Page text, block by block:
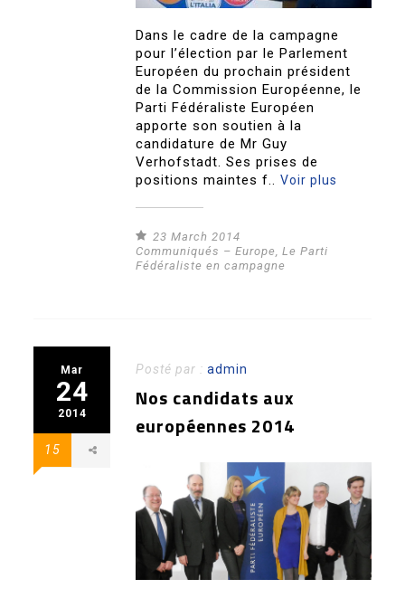
Dans le cadre de la campagne
pour l’élection par le Parlement
Européen du prochain président
de la Commission Européenne, le
Parti Fédéraliste Européen
apporte son soutien à la
candidature de Mr Guy
Verhofstadt. Ses prises de
positions maintes f..Voir plus
23 March 2014
Communiqués – Europe,Le Parti
Fédéraliste en campagne
Mar
24
2014
15
Posté par :admin
Nos candidats aux
européennes 2014